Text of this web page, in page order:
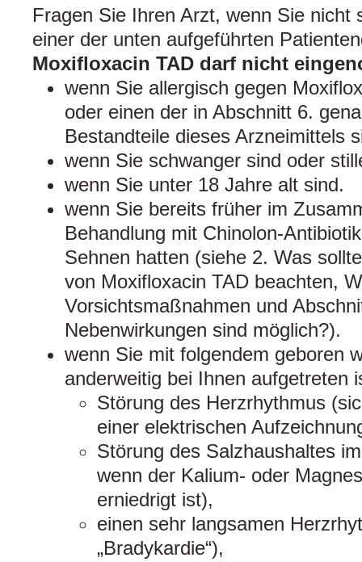
Fragen Sie Ihren Arzt, wenn Sie nicht
einer der unten aufgeführten
Moxifloxacin TAD darf nicht
wenn Sie allergisch gegen
oder einen der in Abschnitt 6.
Bestandteile dieses Arzneimittels
wenn Sie schwanger sind oder
wenn Sie unter 18 Jahre alt sind.
wenn Sie bereits früher im
Behandlung mit Chinolon-
Sehnen hatten (siehe 2. Was
von Moxifloxacin TAD beachten,
Vorsichtsmaßnahmen und
Nebenwirkungen sind möglich?).
wenn Sie mit folgendem geboren
anderweitig bei Ihnen aufgetreten
Störung des Herzrhythmus
einer elektrischen
Störung des Salzhaushaltes
wenn der Kalium- oder
erniedrigt ist),
einen sehr langsamen
„Bradykardie“),